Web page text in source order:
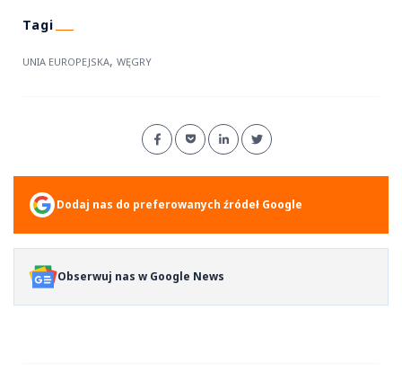
UNIA EUROPEJSKA, WĘGRY
Dodaj nas do preferowanych źródeł Google
Obserwuj nas w Google News